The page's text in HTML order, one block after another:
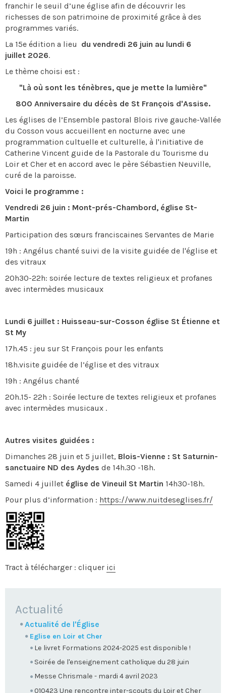
franchir le seuil d’une église afin de découvrir les
richesses de son patrimoine de proximité grâce à des
programmes variés.
La 15e édition a lieu du vendredi 26 juin au lundi 6
juillet 2026.
Le thème choisi est :
"Là où sont les ténèbres, que je mette la lumière"
800 Anniversaire du décès de St François d'Assise.
Les églises de l’Ensemble pastoral Blois rive gauche-Vallée
du Cosson vous accueillent en nocturne avec une
programmation cultuelle et culturelle, à l'initiative de
Catherine Vincent guide de la Pastorale du Tourisme du
Loir et Cher et en accord avec le père Sébastien Neuville,
curé de la paroisse.
Voici le programme :
Vendredi 26 juin : Mont-prés-Chambord, église St-
Martin
Participation des sœurs franciscaines Servantes de Marie
19h : Angélus chanté suivi de la visite guidée de l'église et
des vitraux
20h30-22h: soirée lecture de textes religieux et profanes
avec intermèdes musicaux
Lundi 6 juillet : Huisseau-sur-Cosson église St Étienne et
St My
17h.45 : jeu sur St François pour les enfants
18h.visite guidée de l’église et des vitraux
19h : Angélus chanté
20h.15- 22h : Soirée lecture de textes religieux et profanes
avec intermèdes musicaux .
Autres visites guidées :
Dimanches 28 juin et 5 juillet, Blois-Vienne : St Saturnin-
sanctuaire ND des Aydes de 14h.30 -18h.
Samedi 4 juillet église de Vineuil St Martin 14h30-18h.
Pour plus d’information : https://www.nuitdeseglises.fr/
Tract à télécharger : cliquer ici
NAVIGATION
Actualité
Actualité de l'Église
Eglise en Loir et Cher
Le livret Formations 2024-2025 est disponible !
Soirée de l'enseignement catholique du 28 juin
Messe Chrismale - mardi 4 avril 2023
010423 Une rencontre inter-scouts du Loir et Cher